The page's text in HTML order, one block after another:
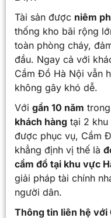
Tài sản được niêm
thống kho bãi rộng
toàn phòng cháy,
đầu. Ngay cả với
Cầm Đồ Hà Nội vẫn
không gây khó dễ.
Với gần 10 năm
khách hàng tại 2 khu
được phục vụ, Cầm
khẳng định vị thế là
cầm đồ tại khu vực
giải pháp tài chính
người dân.
Thông tin liên hệ với